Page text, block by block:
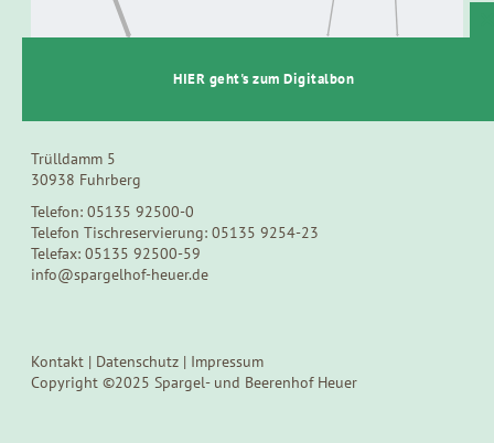
Trülldamm 5
30938 Fuhrberg
Telefon: 05135 92500-0
Telefon Tischreservierung: 05135 9254-23
Telefax: 05135 92500-59
info@spargelhof-heuer.de
Kontakt | Datenschutz | Impressum
Copyright ©2025 Spargel- und Beerenhof Heuer
HIER geht's zum Digitalbon